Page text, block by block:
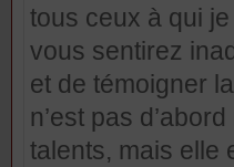
tous ceux à qui je
vous sentirez
et de témoigner
n’est pas
talents, mais elle